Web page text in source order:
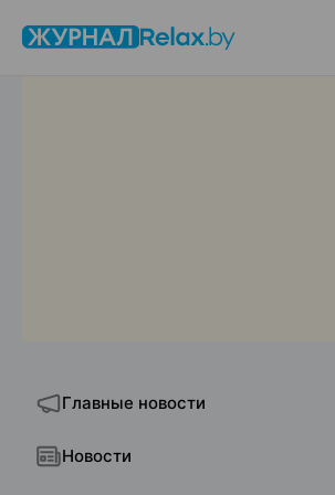
Главные новости
Новости